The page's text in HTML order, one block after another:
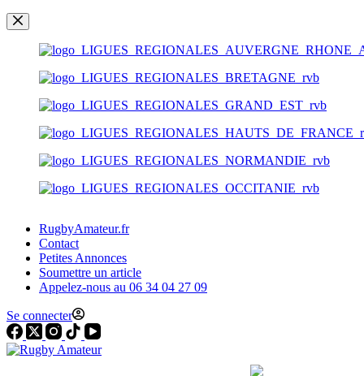
RugbyAmateur.fr
Contact
Petites Annonces
Soumettre un article
Appelez-nous au 06 34 04 27 09
Se connecter